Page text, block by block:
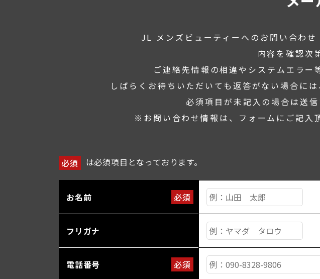
JL メンズビューティーへの お問い合わせ
内容を確認次
ご連絡先情報の相違や システムエラー
しばらくお待ちいただいても 返答がない場合には
必須項目が未記入の場合は送
※お問い合わせ情報は、 フォームにご記入
必須 は必須項目となっております。
お名前 必須
フリガナ
電話番号 必須